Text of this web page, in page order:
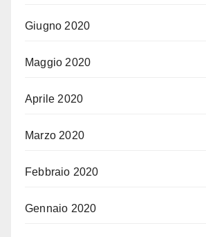
Giugno 2020
Maggio 2020
Aprile 2020
Marzo 2020
Febbraio 2020
Gennaio 2020